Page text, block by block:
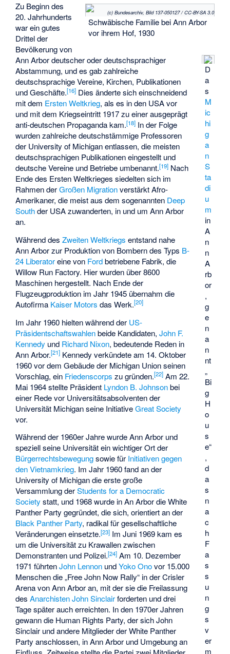
(c) Bundesarchiv, Bild 137-050127 / CC-BY-SA 3.0
Schwäbische Familie bei Ann Arbor
vor ihrem Hof, 1930
D
a
s
M
ic
hi
g
a
n
S
ta
di
u
m
in
A
n
n
A
rb
or
,
g
e
n
a
n
nt
„
Bi
g
H
o
u
s
e“
,
d
a
s
n
a
c
h
F
a
s
s
u
n
g
s
v
er
m
Zu Beginn des
20. Jahrhunderts
war ein gutes
Drittel der
Bevölkerung von
Ann Arbor deutscher oder deutschsprachiger
Abstammung, und es gab zahlreiche
deutschsprachige Vereine, Kirchen, Publikationen
und Geschäfte.[16] Dies änderte sich einschneidend
mit dem Ersten Weltkrieg, als es in den USA vor
und mit dem Kriegseintritt 1917 zu einer ausgeprägt
anti-deutschen Propaganda kam.[18] In der Folge
wurden zahlreiche deutschstämmige Professoren
der University of Michigan entlassen, die meisten
deutschsprachigen Publikationen eingestellt und
deutsche Vereine und Betriebe umbenannt.[19] Nach
Ende des Ersten Weltkrieges siedelten sich im
Rahmen derGroßen Migrationverstärkt Afro-
Amerikaner, die meist aus dem sogenannten Deep
Southder USA zuwanderten, in und um Ann Arbor
an.
Während desZweiten Weltkriegs entstand nahe
Ann Arbor zur Produktion von Bombern des Typs B-
24 Liberatoreine von Fordbetriebene Fabrik, die
Willow Run Factory. Hier wurden über 8600
Maschinen hergestellt. Nach Ende der
Flugzeugproduktion im Jahr 1945 übernahm die
Autofirma Kaiser Motors das Werk.[20]
Im Jahr 1960 hielten während der US-
Präsidentschaftswahlenbeide Kandidaten,John F.
Kennedy und Richard Nixon, bedeutende Reden in
Ann Arbor.[21] Kennedy verkündete am 14. Oktober
1960 vor dem Gebäude der Michigan Union seinen
Vorschlag, ein Friedenscorps zu gründen.[22] Am 22.
Mai 1964 stellte Präsident Lyndon B. Johnsonbei
einer Rede vor Universitätsabsolventen der
Universität Michigan seine InitiativeGreat Society
vor.
Während der 1960er Jahre wurde Ann Arbor und
speziell seine Universität ein wichtiger Ort der
Bürgerrechtsbewegungsowie für Initiativen gegen
den Vietnamkrieg. Im Jahr 1960 fand an der
University of Michigan die erste große
Versammlung derStudents for a Democratic
Society statt, und 1968 wurde in An Arbor dieWhite
Panther Party gegründet, die sich, orientiert an der
Black Panther Party, radikal für gesellschaftliche
Veränderungen einsetzte.[23] Im Juni 1969 kam es
um die Universität zu Krawallen zwischen
Demonstranten und Polizei.[24] Am 10. Dezember
1971 führtenJohn Lennon undYoko Onovor 15.000
Menschen die „Free John Now Rally“ in der Crisler
Arena von Ann Arbor an, mit der sie die Freilassung
desAnarchisten John Sinclairforderten und drei
Tage später auch erreichten. In den 1970er Jahren
gewann die Human Rights Party, der sich John
Sinclair und andere Mitglieder der White Panther
Party anschlossen, in Ann Arbor und Umgebung an